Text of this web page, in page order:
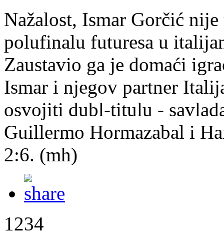
Nažalost, Ismar Gorčić
polufinalu futuresa u
Zaustavio ga je domaći
Ismar i njegov partner
osvojiti dubl-titulu -
Guillermo Hormazabal i
2:6. (mh)
1234